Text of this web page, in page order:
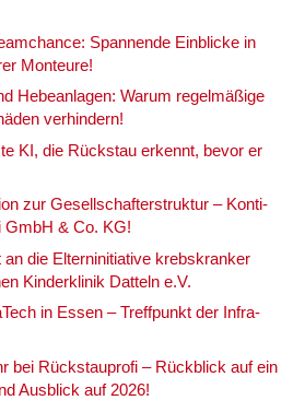
Span­nen­de Ein­bli­cke in
Mon­teu­re!
Hebe­an­la­gen: War­um regel­mä­ßi­ge
ver­hin­dern!
KI, die Rück­stau erkennt, bevor er
zur Gesell­schaf­ter­struk­tur – Kon­ti­
GmbH & Co. KG!
die Eltern­in­itia­ti­ve krebs­kran­ker
Kin­der­kli­nik Dat­teln e.V.
in Essen – Treff­punkt der Infra­
bei Rück­stau­pro­fi – Rück­blick auf ein
Aus­blick auf 2026!